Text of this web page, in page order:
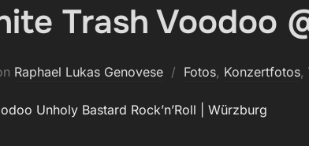
Trash Voodoo
Raphael Lukas Genovese Fotos, Konzertfotos,
Unholy Bastard Rock’n’Roll | Würzburg